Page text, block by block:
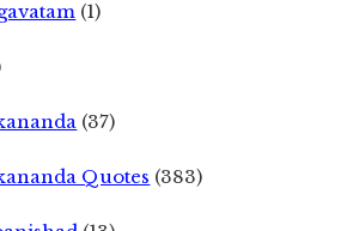
(1)
(37)
Quotes (383)